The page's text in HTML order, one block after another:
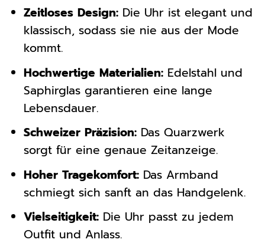
Zeitloses Design:Die Uhr ist elegant und
klassisch, sodass sie nie aus der Mode
kommt.
Hochwertige Materialien:Edelstahl und
Saphirglas garantieren eine lange
Lebensdauer.
Schweizer Präzision:Das Quarzwerk
sorgt für eine genaue Zeitanzeige.
Hoher Tragekomfort:Das Armband
schmiegt sich sanft an das Handgelenk.
Vielseitigkeit:Die Uhr passt zu jedem
Outfit und Anlass.